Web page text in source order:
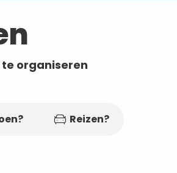
organiseren
Reizen?